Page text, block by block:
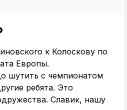
к Колоскову по
Европы.
шутить с чемпионатом
ребята. Это
Славик, нашу